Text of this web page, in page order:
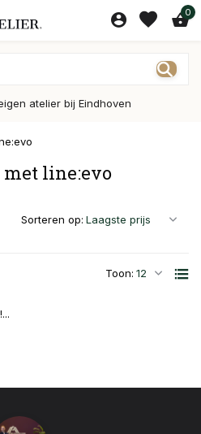
0
atelier bij Eindhoven
met line:evo
Toon:
Sorteren op: